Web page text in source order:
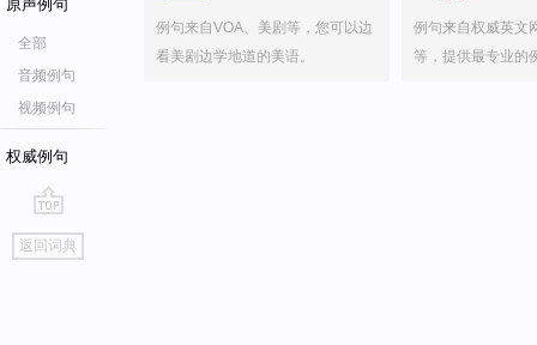
原声例句
全部
音频例句
视频例句
权威例句
go
top
返回词典
例句来自VOA、美剧等，您可以边
看美剧边学地道的美语。
例句来自权威英文
等，提供最专业的